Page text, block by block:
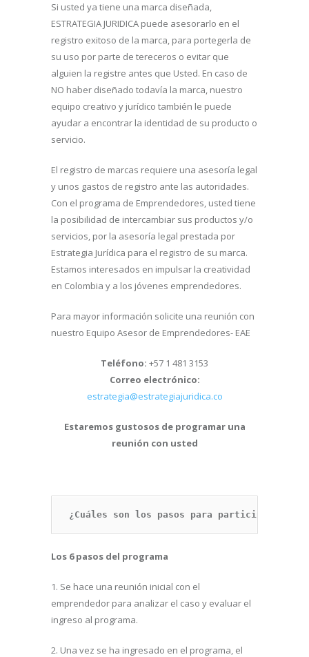
Si usted ya tiene una marca diseñada,
ESTRATEGIA JURIDICA puede asesorarlo en el
registro exitoso de la marca, para portegerla de
su uso por parte de tereceros o evitar que
alguien la registre antes que Usted. En caso de
NO haber diseñado todavía la marca, nuestro
equipo creativo y jurídico también le puede
ayudar a encontrar la identidad de su producto o
servicio.
El registro de marcas requiere una asesoría legal
y unos gastos de registro ante las autoridades.
Con el programa de Emprendedores, usted tiene
la posibilidad de intercambiar sus productos y/o
servicios, por la asesoría legal prestada por
Estrategia Jurídica para el registro de su marca.
Estamos interesados en impulsar la creatividad
en Colombia y a los jóvenes emprendedores.
Para mayor información solicite una reunión con
nuestro Equipo Asesor de Emprendedores- EAE
Teléfono: +57 1 481 3153
Correo electrónico:
estrategia@estrategiajuridica.co
Estaremos gustosos de programar una
reunión con usted
¿Cuáles son los pasos para participar en el
Los 6 pasos del programa
1. Se hace una reunión inicial con el
emprendedor para analizar el caso y evaluar el
ingreso al programa.
2. Una vez se ha ingresado en el programa, el